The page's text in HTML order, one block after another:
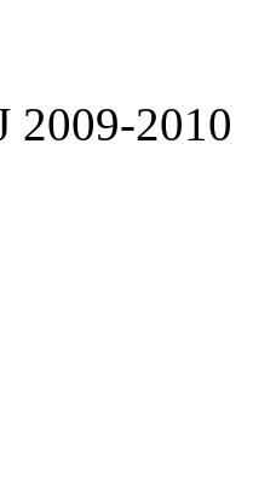
2009-2010